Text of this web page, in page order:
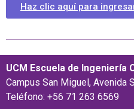
Haz clic aquí para
UCM Escuela de Ingeniería
Campus San Miguel, Avenida
Teléfono: +56 71 263 6569